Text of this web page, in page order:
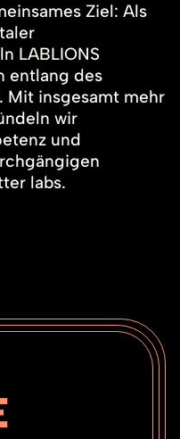
Ziel: Als
LABLIONS
entlang des
Mit insgesamt mehr
wir
und
labs.